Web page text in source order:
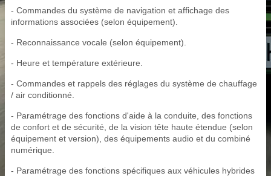
- Commandes du système de navigation et affichage des
informations associées (selon équipement).
- Reconnaissance vocale (selon équipement).
- Heure et température extérieure.
- Commandes et rappels des réglages du système de chauffage
/ air conditionné.
- Paramétrage des fonctions d'aide à la conduite, des fonctions
de confort et de sécurité, de la vision tête haute étendue (selon
équipement et version), des équipements audio et du combiné
numérique.
- Paramétrage des fonctions spécifiques aux véhicules hybrides